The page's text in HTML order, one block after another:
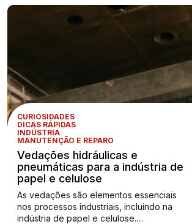
CURIOSIDADES
DICAS RÁPIDAS
INDÚSTRIA
MANUTENÇÃO E REPARO
Vedações hidráulicas e
pneumáticas para a indústria de
papel e celulose
As vedações são elementos essenciais
nos processos industriais, incluindo na
indústria de papel e celulose.…